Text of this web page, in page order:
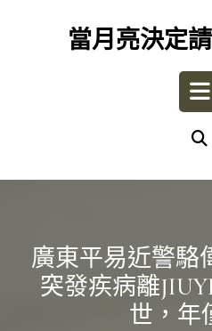
當月亮決定
廣東平易近警駱
突發疾病離
世，年